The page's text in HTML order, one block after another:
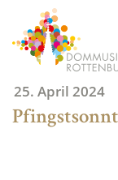
content
25. April 2024